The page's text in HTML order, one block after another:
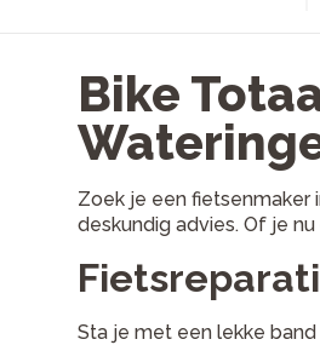
Bike
Zoek je een fietsenmaker
deskundig advies. Of je
Sta je met een lekke